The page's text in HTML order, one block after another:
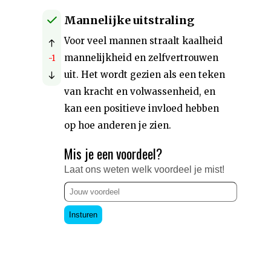
-1
Mannelijke uitstraling
Voor veel mannen straalt kaalheid
mannelijkheid en zelfvertrouwen
uit. Het wordt gezien als een teken
van kracht en volwassenheid, en
kan een positieve invloed hebben
op hoe anderen je zien.
Mis je een voordeel?
Laat ons weten welk voordeel je mist!
Insturen